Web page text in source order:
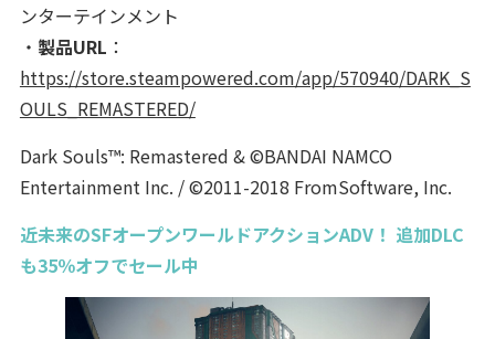
ンターテインメント
・ 製品URL ：
https://store.steampowered.com/app/570940/DARK_S
OULS_REMASTERED/
Dark Souls™: Remastered & ©BANDAI NAMCO
Entertainment Inc. / ©2011-2018 FromSoftware, Inc.
近未来のSFオープンワールドアクションADV！ 追加DLC
も35％オフでセール中